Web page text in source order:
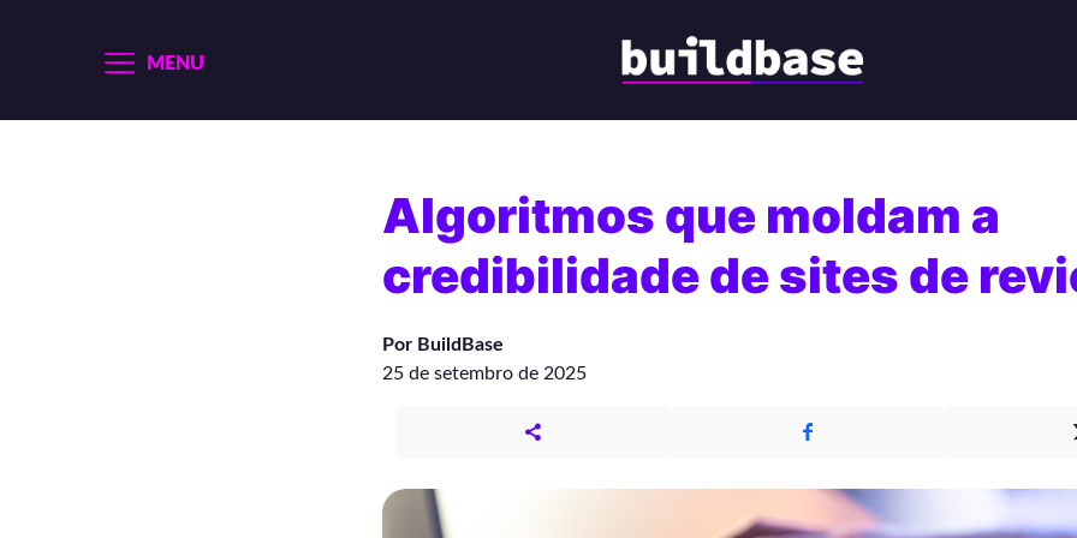
MENU
Algoritmos que moldam a
credibilidade de sites de
Por BuildBase
25 de setembro de 2025